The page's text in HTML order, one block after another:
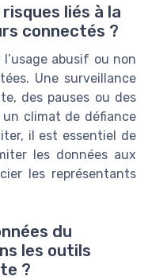
liés à la
connectés ?
abusif ou non
Une surveillance
des pauses ou des
climat de défiance
il est essentiel de
les données aux
les représentants
du
les outils
?